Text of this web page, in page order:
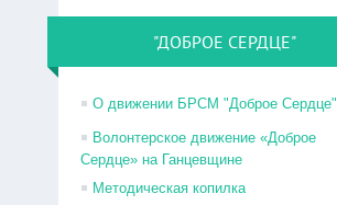
"ДОБРОЕ СЕРДЦЕ"
О движении БРСМ "Доброе Сердце"
Волонтерское движение «Доброе
Сердце» на Ганцевщине
Методическая копилка